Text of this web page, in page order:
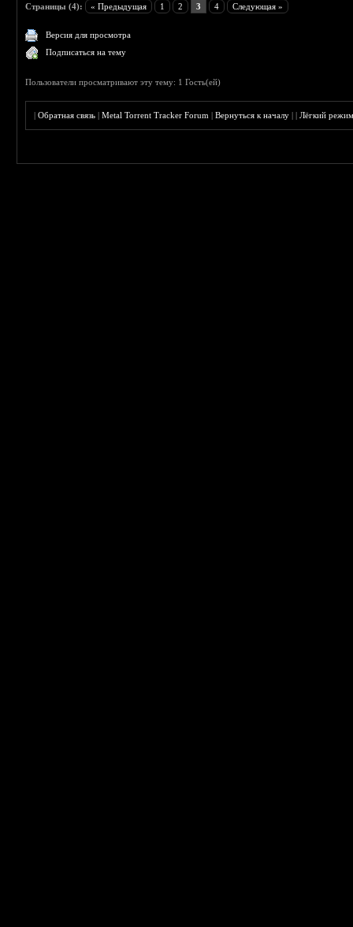
Страницы (4): « Предыдущая 1 2 3 4 Следующая »
Версия для просмотра
Подписаться на тему
Пользователи просматривают эту тему: 1 Гость(ей)
|Обратная связь |Metal Torrent Tracker Forum |Вернуться к началу ||Лёгкий